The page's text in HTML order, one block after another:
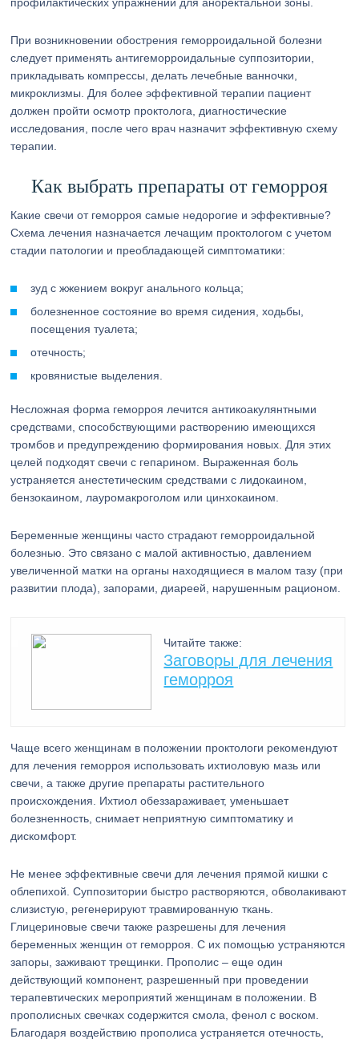
При возникновении обострения геморроидальной болезни
следует применять антигеморроидальные суппозитории,
прикладывать компрессы, делать лечебные ванночки,
микроклизмы. Для более эффективной терапии пациент
должен пройти осмотр проктолога, диагностические
исследования, после чего врач назначит эффективную схему
терапии.
Как выбрать препараты от геморроя
Какие свечи от геморроя самые недорогие и эффективные?
Схема лечения назначается лечащим проктологом с учетом
стадии патологии и преобладающей симптоматики:
зуд с жжением вокруг анального кольца;
болезненное состояние во время сидения, ходьбы,
посещения туалета;
отечность;
кровянистые выделения.
Несложная форма геморроя лечится антикоакулянтными
средствами, способствующими растворению имеющихся
тромбов и предупреждению формирования новых. Для этих
целей подходят свечи с гепарином. Выраженная боль
устраняется анестетическим средствами с лидокаином,
бензокаином, лауромакроголом или цинхокаином.
Беременные женщины часто страдают геморроидальной
болезнью. Это связано с малой активностью, давлением
увеличенной матки на органы находящиеся в малом тазу (при
развитии плода), запорами, диареей, нарушенным рационом.
Читайте также:
Заговоры для лечения
геморроя
Чаще всего женщинам в положении проктологи рекомендуют
для лечения геморроя использовать ихтиоловую мазь или
свечи, а также другие препараты растительного
происхождения. Ихтиол обеззараживает, уменьшает
болезненность, снимает неприятную симптоматику и
дискомфорт.
Не менее эффективные свечи для лечения прямой кишки с
облепихой. Суппозитории быстро растворяются, обволакивают
слизистую, регенерируют травмированную ткань.
Глицериновые свечи также разрешены для лечения
беременных женщин от геморроя. С их помощью устраняются
запоры, заживают трещинки. Прополис – еще один
действующий компонент, разрешенный при проведении
терапевтических мероприятий женщинам в положении. В
прополисных свечках содержится смола, фенол с воском.
Благодаря воздействию прополиса устраняется отечность,